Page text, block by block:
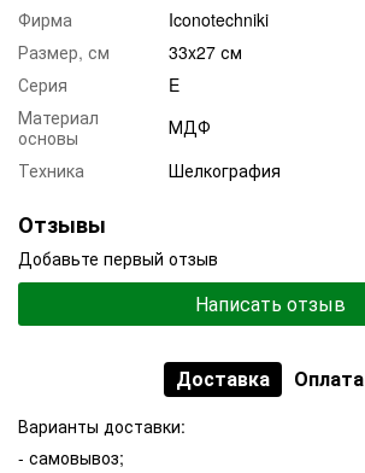
Фирма
Iconotechniki
Размер, см
33x27 см
Серия
E
Материал
основы
МДФ
Техника
Шелкография
Отзывы
Добавьте первый отзыв
Написать отзыв
Доставка Оплата
Варианты доставки:
- самовывоз;